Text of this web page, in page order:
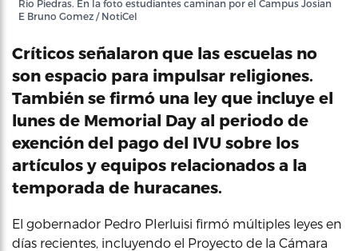
Rio Piedras. En la foto estudiantes caminan por el Campus Josian
E Bruno Gomez / NotiCel
Críticos señalaron que las escuelas no
son espacio para impulsar religiones.
También se firmó una ley que incluye el
lunes de Memorial Day al periodo de
exención del pago del IVU sobre los
artículos y equipos relacionados a la
temporada de huracanes.
El gobernador Pedro PIerluisi firmó múltiples leyes en
días recientes, incluyendo el Proyecto de la Cámara